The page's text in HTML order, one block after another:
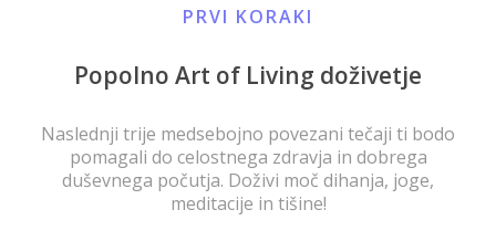
PRVI KORAKI
Popolno Art of Living doživetje
Naslednji trije medsebojno povezani tečaji ti bodo
pomagali do celostnega zdravja in dobrega
duševnega počutja. Doživi moč dihanja, joge,
meditacije in tišine!